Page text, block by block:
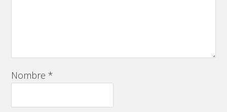
Nombre*